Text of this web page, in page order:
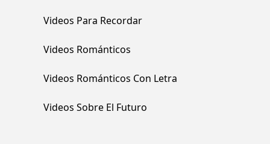
Videos Para Recordar
Videos Románticos
Videos Románticos Con Letra
Videos Sobre El Futuro